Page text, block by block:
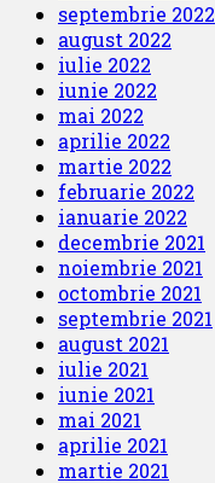
septembrie 2022
august 2022
iulie 2022
iunie 2022
mai 2022
aprilie 2022
martie 2022
februarie 2022
ianuarie 2022
decembrie 2021
noiembrie 2021
octombrie 2021
septembrie 2021
august 2021
iulie 2021
iunie 2021
mai 2021
aprilie 2021
martie 2021